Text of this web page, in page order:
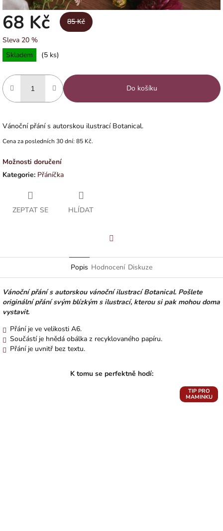
68 Kč
85 Kč
Sleva 20 %
Měrná
cena:
Skladem (5 ks)
Do košíku
Vánoční přání s autorskou ilustrací Botanical.
Cena za posledních 30 dní: 85 Kč.
Možnosti doručení
Kategorie: Přáníčka
ZEPTAT SE HLÍDAT
Popis Hodnocení Diskuze
Vánoční přání s autorskou vánoční ilustrací Botanical. Pošlete
originální přání svým blízkým s ilustrací, kterou si pak mohou doma
vystavit.
Přání je ve velikosti A6.
Součástí je hnědá obálka z recyklovaného papíru.
Přání je uvnitř bez textu.
TIP PRO
MAMINKU